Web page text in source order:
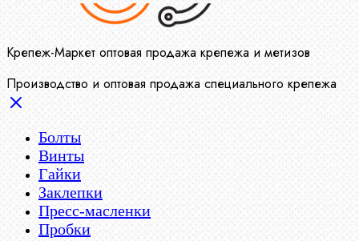
Крепеж-Маркет оптовая продажа крепежа и метизов
Производство и оптовая продажа специального крепежа
Болты
Винты
Гайки
Заклепки
Пресс-масленки
Пробки